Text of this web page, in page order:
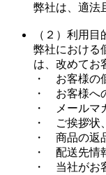
弊社は、適法
（２）利用目
弊社における
は、改めてお
・ お客様の
・ お客様へ
・ メールマ
・ ご挨拶状
・ 商品の返
・ 配送先情
・ 当社がお